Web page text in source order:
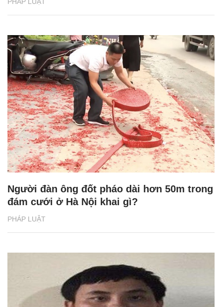
PHÁP LUẬT
Người đàn ông đốt pháo dài hơn 50m trong
đám cưới ở Hà Nội khai gì?